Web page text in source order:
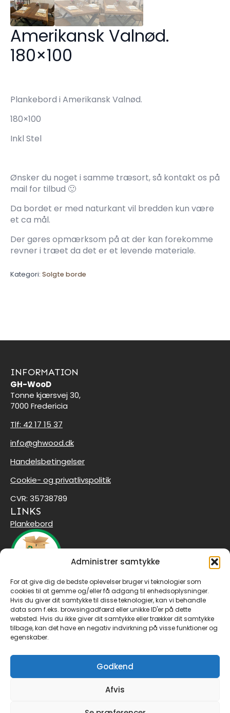
Administrer samtykke
For at give dig de bedste oplevelser bruger vi teknologier som
cookies til at gemme og/eller få adgang til enhedsoplysninger.
Hvis du giver dit samtykke til disse teknologier, kan vi behandle
data som f.eks. browsingadfærd eller unikke ID'er på dette
websted. Hvis du ikke giver dit samtykke eller trækker dit samtykke
tilbage, kan det have en negativ indvirkning på visse funktioner og
egenskaber.
Godkend
Afvis
Amerikansk Valnød.
180×100
Plankebord i Amerikansk Valnød.
180×100
Inkl Stel
Ønsker du noget i samme træsort, så kontakt os på
mail for tilbud 🙂
Da bordet er med naturkant vil bredden kun være
et ca mål.
Der gøres opmærksom på at der kan forekomme
revner i træet da det er et levende materiale.
Kategori: Solgte borde
INFORMATION
GH-WooD
Tonne kjærsvej 30,
7000 Fredericia
Tlf: 42 17 15 37
info@ghwood.dk
Handelsbetingelser
Cookie- og privatlivspolitik
CVR: 35738789
LINKS
Plankebord
Tilmeld dig vores nyhedsbrev
Email *
Tilmeld
FØLG OS PÅ FACEBOOK
Klik for at acceptere